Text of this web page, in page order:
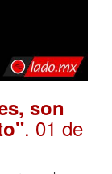
son
. 01 de